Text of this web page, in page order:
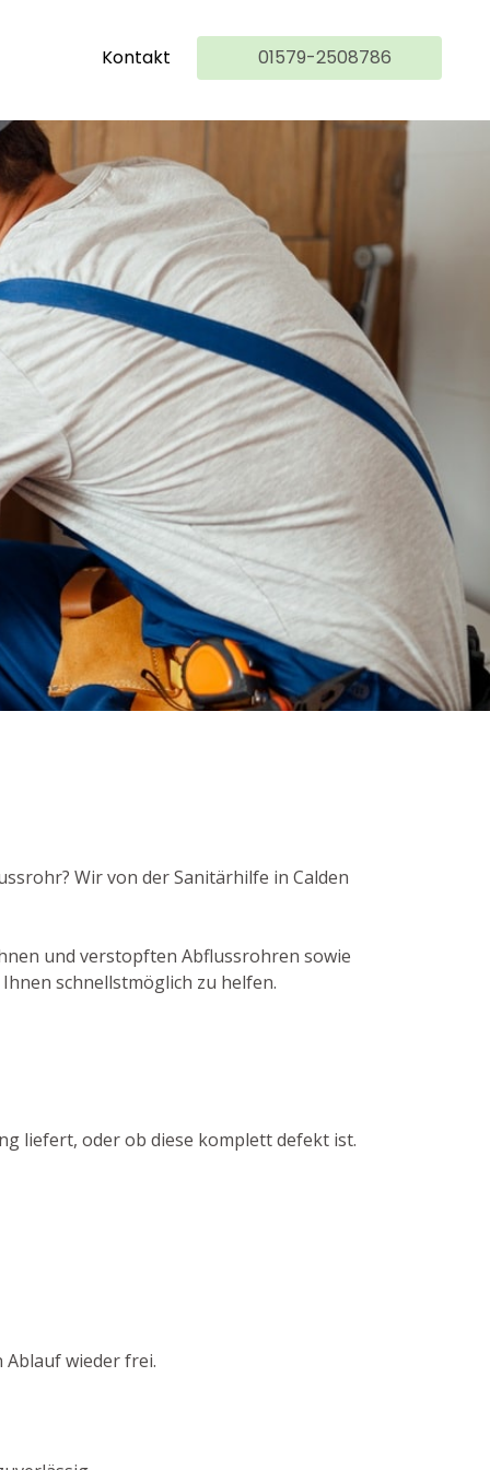
Kontakt 01579-2508786
Wir von der Sanitärhilfe in Calden
und verstopften Abflussrohren sowie
schnellstmöglich zu helfen.
liefert, oder ob diese komplett defekt ist.
wieder frei.